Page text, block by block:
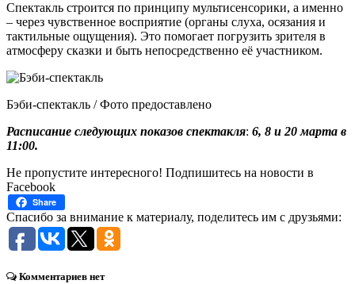
Спектакль строится по принципу мультисенсорики, а именно
– через чувственное восприятие (органы слуха, осязания и
тактильные ощущения). Это помогает погрузить зрителя в
атмосферу сказки и быть непосредственно её участником.
Бэби-спектакль / Фото предоставлено
Расписание следующих показов спектакля: 6, 8 и 20 марта в
11:00.
Не пропустите интересного! Подпишитесь на новости в
Facebook
Share
Спасибо за внимание к материалу, поделитесь им с друзьями:
Комментариев нет